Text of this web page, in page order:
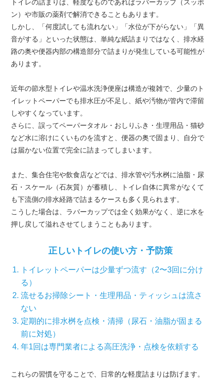
トイレの詰まりは、軽度なものであればラバーカップ（スッポ
ン）や市販の薬剤で解消できることもあります。
しかし、「何度試しても流れない」「水位が下がらない」「異
音がする」といった状態は、単純な紙詰まりではなく、排水経
路の奥や便器内部の構造部分で詰まりが発生している可能性が
あります。
近年の節水型トイレや温水洗浄便座は構造が複雑で、少量のト
イレットペーパーでも排水圧が不足し、紙や汚物が管内で滞留
しやすくなっています。
さらに、誤ってペーパータオル・おしりふき・生理用品・猫砂
など水に溶けにくいものを流すと、便器の奥で固まり、自分で
は届かない位置で完全に詰まってしまいます。
また、集合住宅や飲食店などでは、排水管や汚水桝に油脂・尿
石・スケール（石灰質）が蓄積し、トイレ自体に異常がなくて
も下流側の排水経路で詰まるケースも多く見られます。
こうした場合は、ラバーカップでは全く効果がなく、逆に水を
押し戻して溢れさせてしまうこともあります。
正しいトイレの使い方・予防策
トイレットペーパーは少量ずつ流す（2〜3回に分け
る）
流せるお掃除シート・生理用品・ティッシュは流さ
ない
定期的に排水桝を点検・清掃（尿石・油脂が固まる
前に対処）
年1回は専門業者による高圧洗浄・点検を依頼する
これらの習慣を守ることで、日常的な軽度詰まりは防げます。